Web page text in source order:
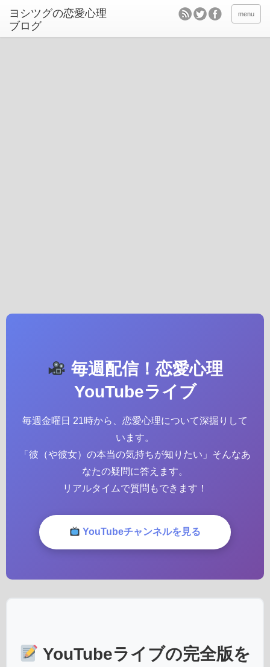
ヨシツグの恋愛心理
ブログ
menu
毎週配信！恋愛心理
YouTubeライブ
毎週金曜日 21時から、恋愛心理について深掘りして
います。
「彼（や彼女）の本当の気持ちが知りたい」そんなあ
なたの疑問に答えます。
リアルタイムで質問もできます！
YouTubeチャンネルを見る
YouTubeライブの完全版を